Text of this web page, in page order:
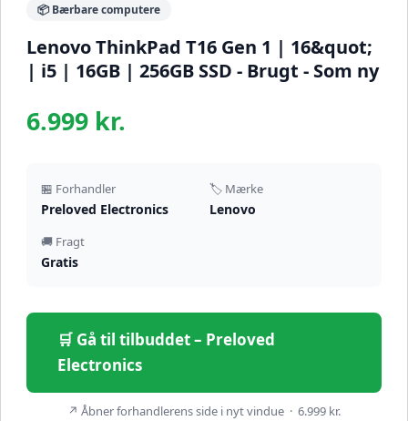
📦 Bærbare computere
Lenovo ThinkPad T16 Gen 1 | 16&quot;
| i5 | 16GB | 256GB SSD - Brugt - Som ny
6.999 kr.
🏪 Forhandler
Preloved Electronics
🏷️ Mærke
Lenovo
🚚 Fragt
Gratis
🛒 Gå til tilbuddet – Preloved
Electronics
↗ Åbner forhandlerens side i nyt vindue · 6.999 kr.